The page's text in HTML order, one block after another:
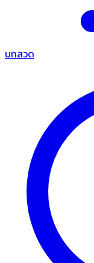
บทสวด